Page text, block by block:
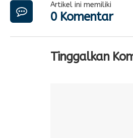
Artikel ini memiliki
0 Komentar
Tinggalkan